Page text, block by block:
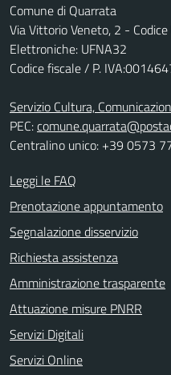
Comune di Quarrata
Via Vittorio Veneto, 2 -
Elettroniche: UFNA32
Codice fiscale / P.
Servizio Cultura,
PEC:
Centralino unico: +39 0573
Leggi le FAQ
Prenotazione appuntamento
Segnalazione disservizio
Richiesta assistenza
Amministrazione trasparente
Attuazione misure PNRR
Servizi Digitali
Servizi Online